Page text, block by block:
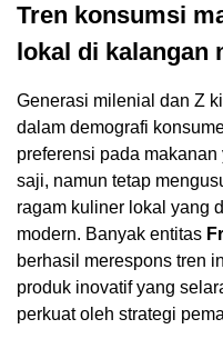
Tren konsumsi
lokal di kalangan
Generasi milenial dan Z
dalam demografi
preferensi pada
saji, namun tetap
ragam kuliner lokal yang
modern. Banyak entitas
berhasil merespons tren
produk inovatif yang
perkuat oleh strategi